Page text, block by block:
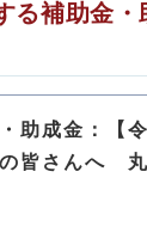
る補助金・
助成金：【
皆さんへ